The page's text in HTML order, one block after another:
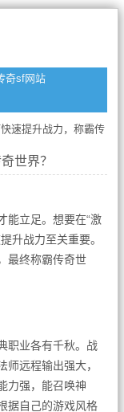
奇sf网站
速提升战力，称霸传
世界？
能立足。想要在“激
升战力至关重要。
最终称霸传奇世
职业各有千秋。战
远程输出强大，
力强，能召唤神
据自己的游戏风格